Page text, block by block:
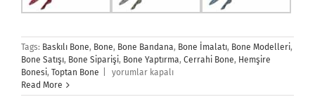
Tags: Baskılı Bone, Bone, Bone Bandana, Bone İmalatı, Bone Modelleri,
Bone Satışı, Bone Siparişi, Bone Yaptırma, Cerrahi Bone, Hemşire
Bonesi, Toptan Bone
Bone
yorumlar kapalı
Read More